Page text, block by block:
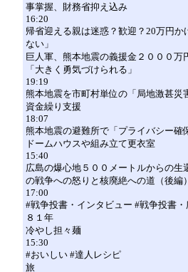
事掌握、財務省抑え込み
16:20
帰省迎える親は迷惑？歓迎？20万円か
ない」
巨人軍、熊本地震の義援金２０００
「大きく勇気づけられる」
19:19
熊本地震を市町村単位の「局地激甚災
資金繰り支援
18:07
熊本地震の避難所で「プライバシー確
ドームハウスや組み立て更衣室
15:40
広島の爆心地５００メートルからの
の戦争への怒りと核廃絶への道（後編）
17:00
#戦争投書・インタビュー #戦争投書
８１年
冷やし担々麺
15:30
#おいしい #達人レシピ
旅